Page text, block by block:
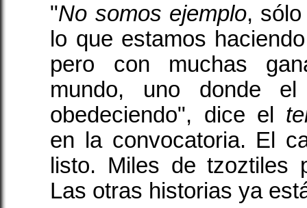
"No somos ejemplo,
lo que estamos
pero con muchas
mundo, uno donde
obedeciendo", dice el
en la convocatoria. El
listo. Miles de tzoztiles
Las otras historias ya